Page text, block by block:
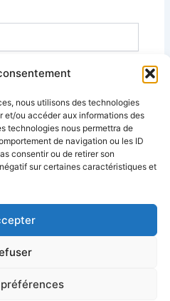
nous utilisons des technologies
et/ou accéder aux informations des
technologies nous permettra de
de navigation ou les ID
consentir ou de retirer son
sur certaines caractéristiques et